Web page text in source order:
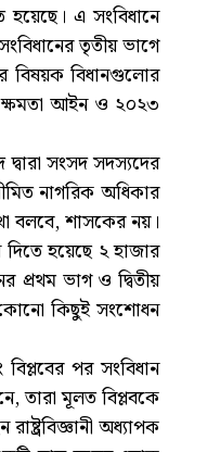
হয়েছে। এ সংবিধানে
তৃতীয় ভাগে
বিষয়ক বিধানগুলোর
ক্ষমতা আইন ও ২০২৩
দ্বারা সংসদ সদস্যদের
নাগরিক অধিকার
বলবে, শাসকের নয়।
হয়েছে ২ হাজার
ভাগ ও দ্বিতীয়
কিছুই সংশোধন
পর সংবিধান
তারা মূলত বিপ্লবকে
অধ্যাপক